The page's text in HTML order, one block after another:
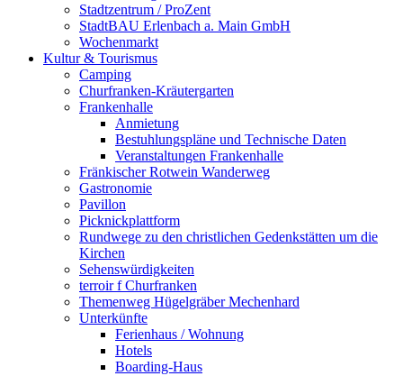
Stadtzentrum / ProZent
StadtBAU Erlenbach a. Main GmbH
Wochenmarkt
Kultur & Tourismus
Camping
Churfranken-Kräutergarten
Frankenhalle
Anmietung
Bestuhlungspläne und Technische Daten
Veranstaltungen Frankenhalle
Fränkischer Rotwein Wanderweg
Gastronomie
Pavillon
Picknickplattform
Rundwege zu den christlichen Gedenkstätten um die
Kirchen
Sehenswürdigkeiten
terroir f Churfranken
Themenweg Hügelgräber Mechenhard
Unterkünfte
Ferienhaus / Wohnung
Hotels
Boarding-Haus